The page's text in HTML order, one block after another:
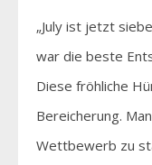
„July ist jetzt
war die beste
Diese fröhliche
Bereicherung.
Wettbewerb zu